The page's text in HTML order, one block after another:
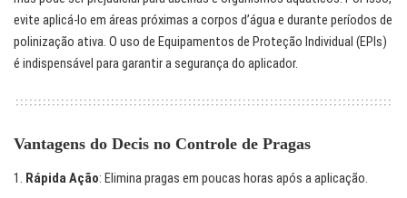
evite aplicá-lo em áreas próximas a corpos d’água e durante períodos de
polinização ativa. O uso de Equipamentos de Proteção Individual (EPIs)
é indispensável para garantir a segurança do aplicador.
Vantagens do Decis no Controle de Pragas
Rápida Ação: Elimina pragas em poucas horas após a aplicação.